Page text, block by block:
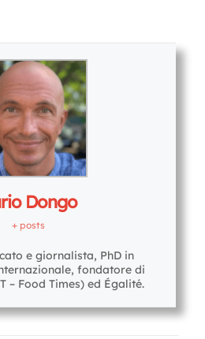
Dongo
+ posts
e giornalista, PhD in
fondatore di
– Food Times) ed Égalité.